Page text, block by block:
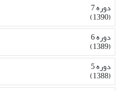
دوره 7
(1390)
دوره 6
(1389)
دوره 5
(1388)